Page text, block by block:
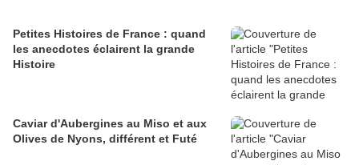
Petites Histoires de France : quand
les anecdotes éclairent la grande
Histoire
Caviar d'Aubergines au Miso et aux
Olives de Nyons, différent et Futé